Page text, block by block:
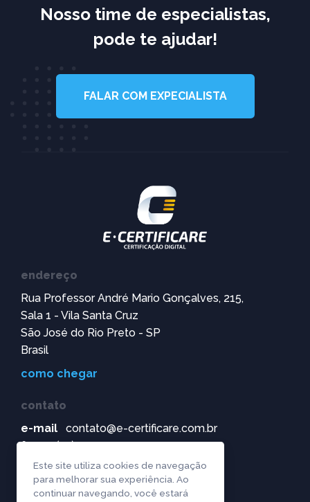
Nosso time de especialistas,
pode te ajudar!
FALAR COM EXPECIALISTA
endereço
Rua Professor André Mario Gonçalves, 215,
Sala 1 - Vila Santa Cruz
São José do Rio Preto - SP
Brasil
como chegar
contato
e-mail
contato@e-certificare.com.br
fone
(17) 99172-0907
(17) 3304-8071
Este site utiliza cookies de navegação
para melhorar sua experiência. Ao
continuar navegando, você estará